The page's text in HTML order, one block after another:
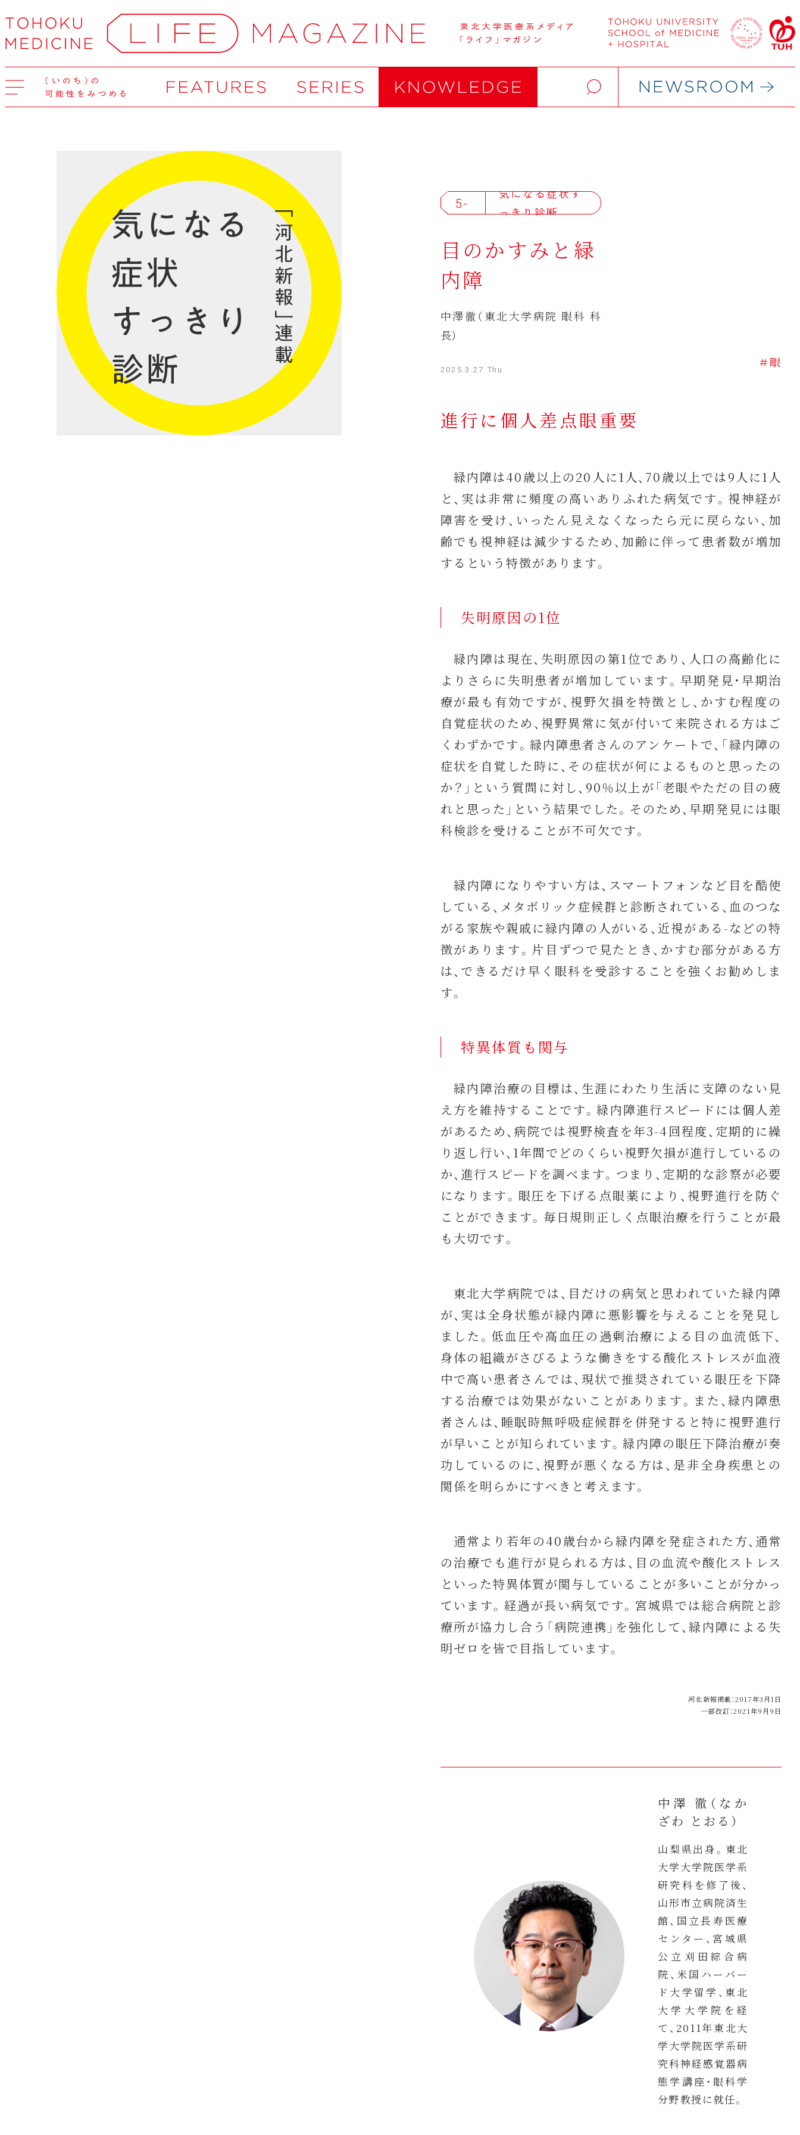
5-
気になる症状す
っきり診断
目のかすみと緑
内障
中澤徹（東北大学病院 眼科 科
長）
2025.3.27 Thu ＃眼
進行に個人差点眼重要
緑内障は40歳以上の20人に1人、70歳以上では9人に1人
と、実は非常に頻度の高いありふれた病気です。視神経が
障害を受け、いったん見えなくなったら元に戻らない、加
齢でも視神経は減少するため、加齢に伴って患者数が増加
するという特徴があります。
失明原因の1位
緑内障は現在、失明原因の第1位であり、人口の高齢化に
よりさらに失明患者が増加しています。早期発見・早期治
療が最も有効ですが、視野欠損を特徴とし、かすむ程度の
自覚症状のため、視野異常に気が付いて来院される方はご
くわずかです。緑内障患者さんのアンケートで、「緑内障の
症状を自覚した時に、その症状が何によるものと思ったの
か？」という質問に対し、90％以上が「老眼やただの目の疲
れと思った」という結果でした。そのため、早期発見には眼
科検診を受けることが不可欠です。
緑内障になりやすい方は、スマートフォンなど目を酷使
している、メタボリック症候群と診断されている、血のつな
がる家族や親戚に緑内障の人がいる、近視がある-などの特
徴があります。片目ずつで見たとき、かすむ部分がある方
は、できるだけ早く眼科を受診することを強くお勧めしま
す。
特異体質も関与
緑内障治療の目標は、生涯にわたり生活に支障のない見
え方を維持することです。緑内障進行スピードには個人差
があるため、病院では視野検査を年3-4回程度、定期的に繰
り返し行い、1年間でどのくらい視野欠損が進行しているの
か、進行スピードを調べます。つまり、定期的な診察が必要
になります。眼圧を下げる点眼薬により、視野進行を防ぐ
ことができます。毎日規則正しく点眼治療を行うことが最
も大切です。
東北大学病院では、目だけの病気と思われていた緑内障
が、実は全身状態が緑内障に悪影響を与えることを発見し
ました。低血圧や高血圧の過剰治療による目の血流低下、
身体の組織がさびるような働きをする酸化ストレスが血液
中で高い患者さんでは、現状で推奨されている眼圧を下降
する治療では効果がないことがあります。また、緑内障患
者さんは、睡眠時無呼吸症候群を併発すると特に視野進行
が早いことが知られています。緑内障の眼圧下降治療が奏
功しているのに、視野が悪くなる方は、是非全身疾患との
関係を明らかにすべきと考えます。
通常より若年の40歳台から緑内障を発症された方、通常
の治療でも進行が見られる方は、目の血流や酸化ストレス
といった特異体質が関与していることが多いことが分かっ
ています。経過が長い病気です。宮城県では総合病院と診
療所が協力し合う「病院連携」を強化して、緑内障による失
明ゼロを皆で目指しています。
河北新報掲載：2017年3月1日
一部改訂：2021年9月9日
中澤 徹（なか
ざわ とおる）
山梨県出身。東北
大学大学院医学系
研究科を修了後、
山形市立病院済生
館、国立長寿医療
センター、宮城県
公立刈田綜合病
院、米国ハーバー
ド大学留学、東北
大学大学院を経
て、2011年東北大
学大学院医学系研
究科神経感覚器病
態学講座・眼科学
分野教授に就任。